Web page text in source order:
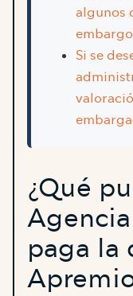
algunos
embargo
Si se
¿Qué
paga la